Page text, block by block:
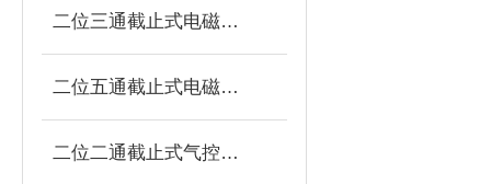
二位三通截止式电磁换向阀
二位五通截止式电磁换向阀
二位二通截止式气控换向阀